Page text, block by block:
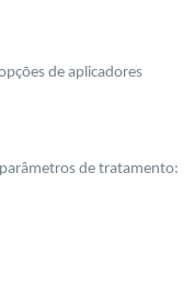
de aplicadores
de tratamento: